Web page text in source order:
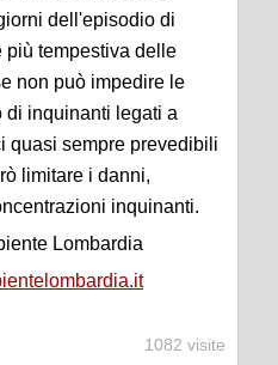
dell'episodio di
più tempestiva delle
non può impedire le
inquinanti legati a
quasi sempre prevedibili
limitare i danni,
inquinanti.
Lombardia
1082 visite